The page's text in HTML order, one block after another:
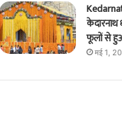
फूलों से
मई 1,